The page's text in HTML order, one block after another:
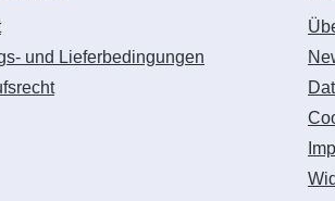
und Lieferbedingungen